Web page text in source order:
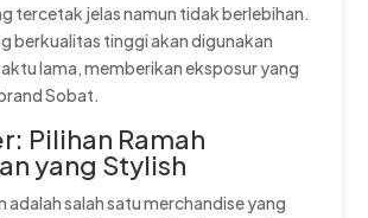
tercetak jelas namun tidak berlebihan.
berkualitas tinggi akan digunakan
lama, memberikan eksposur yang
Sobat.
Pilihan Ramah
yang Stylish
adalah salah satu merchandise yang